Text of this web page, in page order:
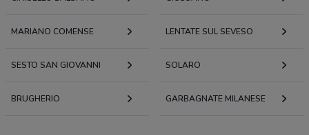
MARIANO COMENSE LENTATE SUL SEVESO
SESTO SAN GIOVANNI SOLARO
BRUGHERIO GARBAGNATE MILANESE